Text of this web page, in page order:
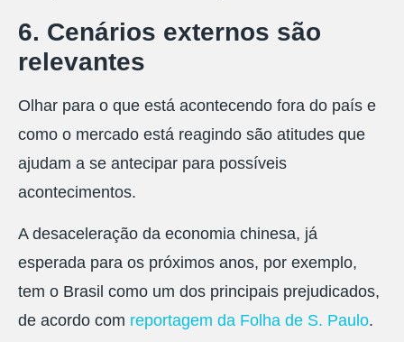
6. Cenários externos são
relevantes
Olhar para o que está acontecendo fora do país e
como o mercado está reagindo são atitudes que
ajudam a se antecipar para possíveis
acontecimentos.
A desaceleração da economia chinesa, já
esperada para os próximos anos, por exemplo,
tem o Brasil como um dos principais prejudicados,
de acordo com reportagem da Folha de S. Paulo.